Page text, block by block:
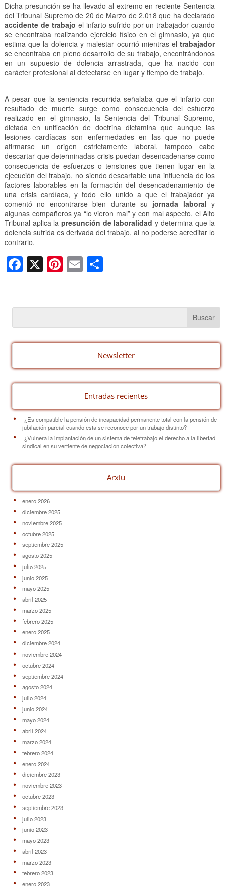
Dicha presunción se ha llevado al extremo en reciente Sentencia
del Tribunal Supremo de 20 de Marzo de 2.018 que ha declarado
accidente de trabajo el infarto sufrido por un trabajador cuando
se encontraba realizando ejercicio físico en el gimnasio, ya que
estima que la dolencia y malestar ocurrió mientras eltrabajador
se encontraba en pleno desarrollo de su trabajo, encontrándonos
en un supuesto de dolencia arrastrada, que ha nacido con
carácter profesional al detectarse en lugar y tiempo de trabajo.
A pesar que la sentencia recurrida señalaba que el infarto con
resultado de muerte surge como consecuencia del esfuerzo
realizado en el gimnasio, la Sentencia del Tribunal Supremo,
dictada en unificación de doctrina dictamina que aunque las
lesiones cardíacas son enfermedades en las que no puede
afirmarse un origen estrictamente laboral, tampoco cabe
descartar que determinadas crisis puedan desencadenarse como
consecuencia de esfuerzos o tensiones que tienen lugar en la
ejecución del trabajo, no siendo descartable una influencia de los
factores laborables en la formación del desencadenamiento de
una crisis cardíaca, y todo ello unido a que el trabajador ya
comentó no encontrarse bien durante su jornada laboral y
algunas compañeros ya “lo vieron mal” y con mal aspecto, el Alto
Tribunal aplica lapresunción de laboralidad y determina que la
dolencia sufrida es derivada del trabajo, al no poderse acreditar lo
contrario.
F
a
e
b
o
k
X Pi
nt
e
st
E
m
C
p
ar
tir
Newsletter
Entradas recientes
¿Es compatible la pensión de incapacidad permanente total con la pensión de
jubilación parcial cuando esta se reconoce por un trabajo distinto?
¿Vulnera la implantación de un sistema de teletrabajo el derecho a la libertad
sindical en su vertiente de negociación colectiva?
Arxiu
enero 2026
diciembre 2025
noviembre 2025
octubre 2025
septiembre 2025
agosto 2025
julio 2025
junio 2025
mayo 2025
abril 2025
marzo 2025
febrero 2025
enero 2025
diciembre 2024
noviembre 2024
octubre 2024
septiembre 2024
agosto 2024
julio 2024
junio 2024
mayo 2024
abril 2024
marzo 2024
febrero 2024
enero 2024
diciembre 2023
noviembre 2023
octubre 2023
septiembre 2023
julio 2023
junio 2023
mayo 2023
abril 2023
marzo 2023
febrero 2023
enero 2023